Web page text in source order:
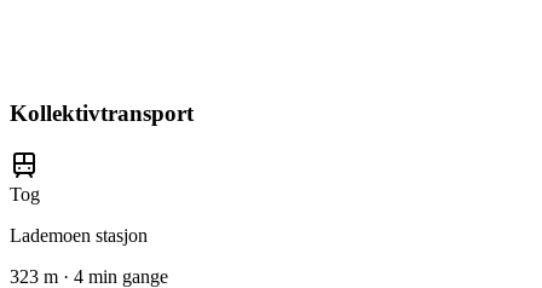
Kollektivtransport
Tog
Lademoen stasjon
323 m · 4 min gange